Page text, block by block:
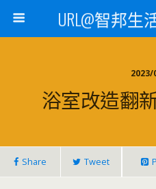
URL@智邦
2023/
浴室改造翻
Share Tweet